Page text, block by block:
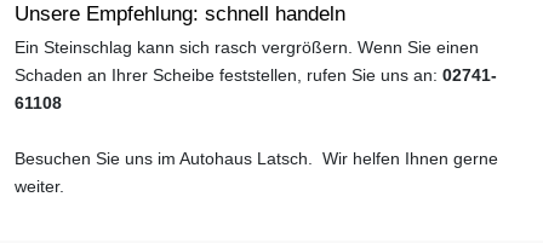
Unsere Empfehlung: schnell handeln
Ein Steinschlag kann sich rasch vergrößern. Wenn Sie einen
Schaden an Ihrer Scheibe feststellen, rufen Sie uns an: 02741-
61108
Besuchen Sie uns im Autohaus Latsch. Wir helfen Ihnen gerne
weiter.